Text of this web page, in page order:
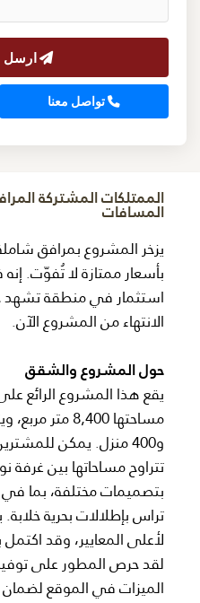
ارسل استفسارا
تواصل معنا
الممتلكات المشتركة
المسافات
يزخر المشروع بمرافق
بأسعار ممتازة لا تُفوّت.
استثمار في منطقة تشهد
الانتهاء من المشروع الآن.
حول المشروع والشقق
يقع هذا المشروع الرائع
مساحتها 8,400
و400 منزل. يمكن
تتراوح مساحاتها بين غرفة
بتصميمات مختلفة، بما
تراس بإطلالات بحرية
لأعلى المعايير، وقد اكتمل
لقد حرص المطور على
الميزات في الموقع